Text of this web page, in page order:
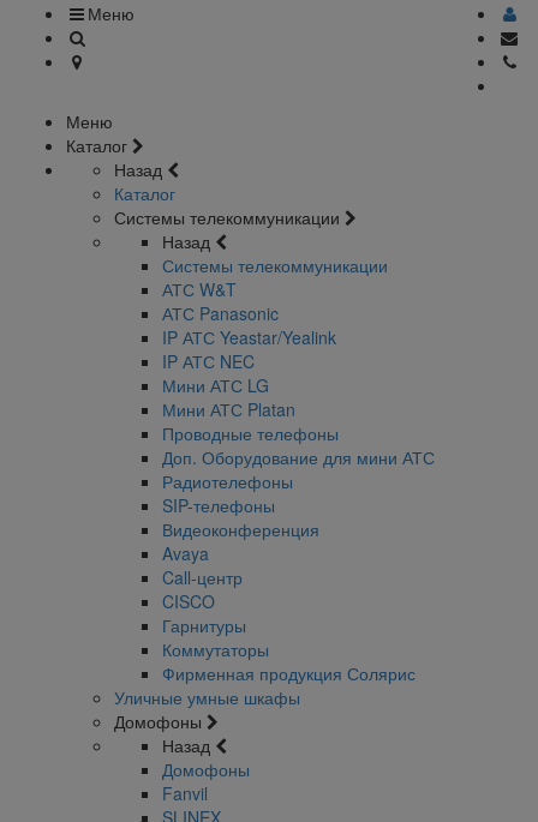
Меню
Меню
Каталог
Назад
Каталог
Системы телекоммуникации
Назад
Системы телекоммуникации
АТС W&T
АТС Panasonic
IP АТС Yeastar/Yealink
IP АТС NEC
Мини АТС LG
Мини АТС Platan
Проводные телефоны
Доп. Оборудование для мини АТС
Радиотелефоны
SIP-телефоны
Видеоконференция
Avaya
Call-центр
CISCO
Гарнитуры
Коммутаторы
Фирменная продукция Солярис
Уличные умные шкафы
Домофоны
Назад
Домофоны
Fanvil
SLINEX